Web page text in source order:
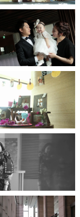
엘타워
워커힐-모에기
파크하얏트호텔